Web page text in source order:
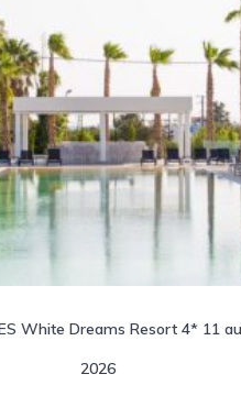
White Dreams Resort 4* 11
2026